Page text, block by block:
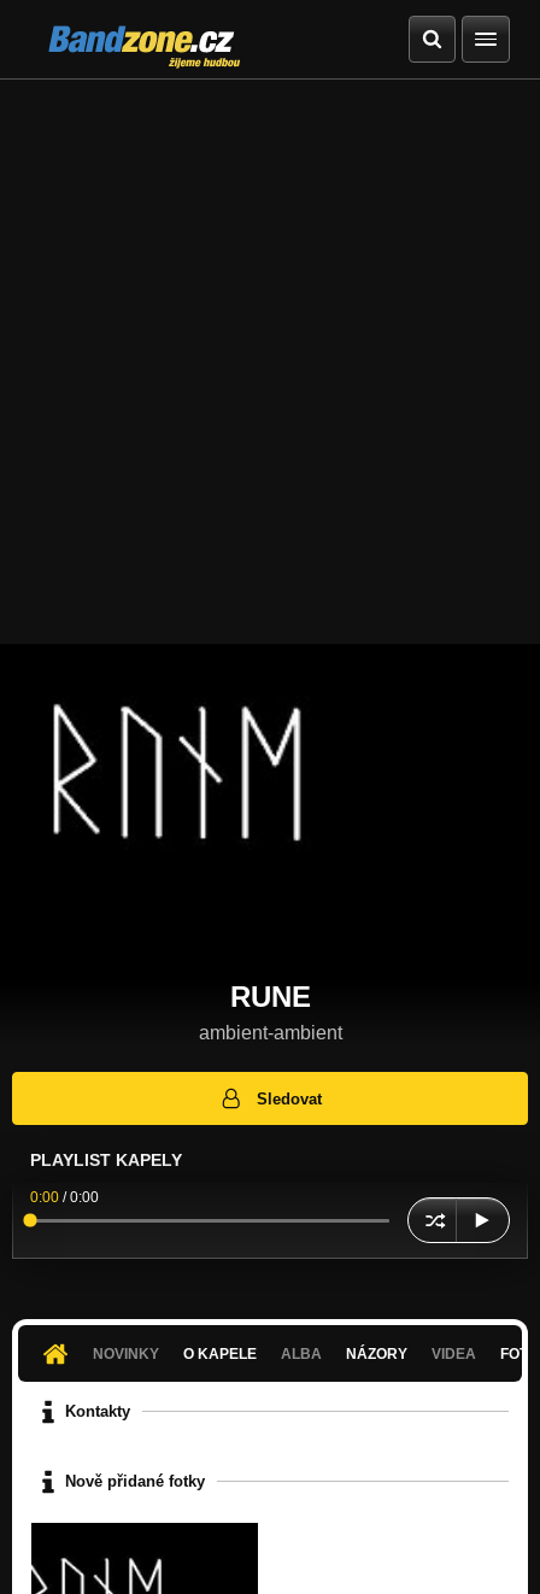
Bandzone.cz
žijeme hudbou
RUNE
ambient-ambient
Sledovat
PLAYLIST KAPELY
0:00 /0:00
NOVINKY O KAPELE ALBA NÁZORY VIDEA
Kontakty
Nově přidané fotky